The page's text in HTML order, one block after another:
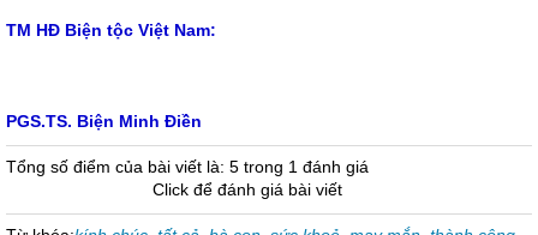
TM HĐ Biện tộc Việt Nam:
PGS.TS. Biện Minh Điền
Tổng số điểm của bài viết là: 5 trong 1 đánh giá
Click để đánh giá bài viết